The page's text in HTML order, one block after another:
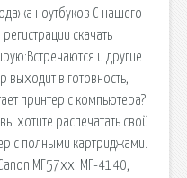
ноутбуков С нашего
скачать
и другие
выходит в готовность,
принтер с компьютера?
хотите распечатать свой
с полными картриджами.
MF57xx. MF-4140,